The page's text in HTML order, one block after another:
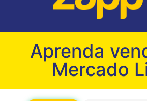
Aprenda
Mercado